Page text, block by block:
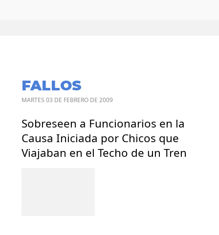
FALLOS
MARTES 03 DE FEBRERO DE 2009
Sobreseen a Funcionarios en la
Causa Iniciada por Chicos que
Viajaban en el Techo de un Tren